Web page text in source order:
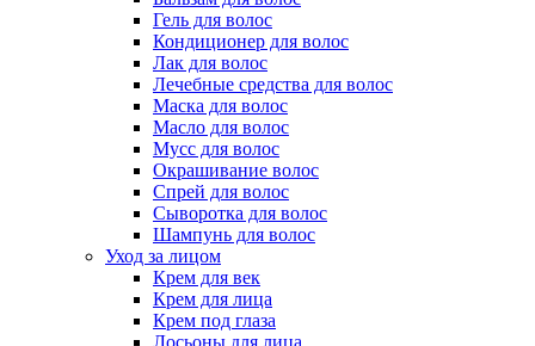
Гель для волос
Кондиционер для волос
Лак для волос
Лечебные средства для волос
Маска для волос
Масло для волос
Мусс для волос
Окрашивание волос
Спрей для волос
Сыворотка для волос
Шампунь для волос
Уход за лицом
Крем для век
Крем для лица
Крем под глаза
Лосьоны для лица